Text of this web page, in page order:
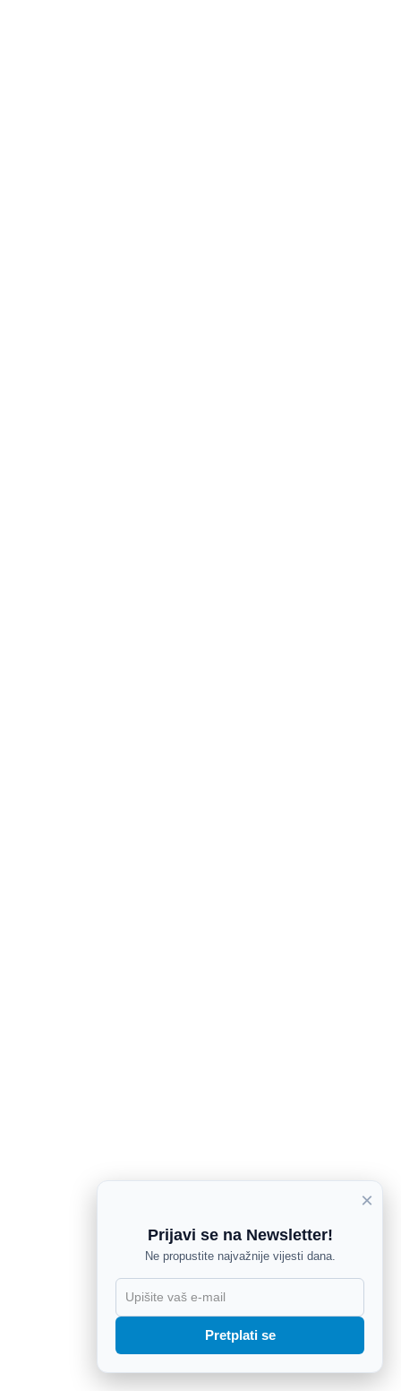
×
Prijavi se na Newsletter!
Ne propustite najvažnije vijesti dana.
Pretplati se